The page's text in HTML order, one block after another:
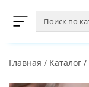
Главная / Каталог /